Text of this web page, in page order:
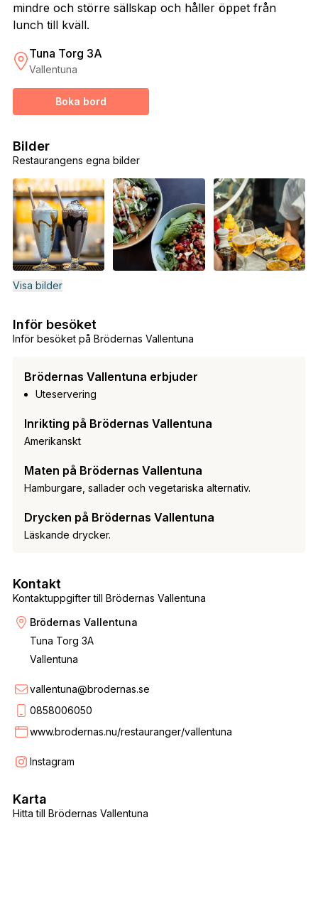
mindre och större sällskap och håller öppet från
lunch till kväll.
Tuna Torg 3A
Vallentuna
Boka bord
Restaurangens egna bilder
Bilder
Visa bilder
Inför besöket på Brödernas Vallentuna
Inför besöket
Brödernas Vallentuna erbjuder
Uteservering
Inrikting på Brödernas Vallentuna
Amerikanskt
Maten på Brödernas Vallentuna
Hamburgare, sallader och vegetariska alternativ.
Drycken på Brödernas Vallentuna
Läskande drycker.
Kontaktuppgifter till Brödernas Vallentuna
Kontakt
Brödernas Vallentuna
Tuna Torg 3A
Vallentuna
vallentuna@brodernas.se
0858006050
www.brodernas.nu/restauranger/vallentuna
Instagram
Hitta till Brödernas Vallentuna
Karta